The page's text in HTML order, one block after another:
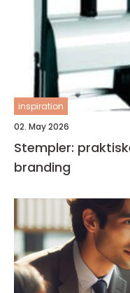
inspiration
02. May 2026
Stempler:
branding